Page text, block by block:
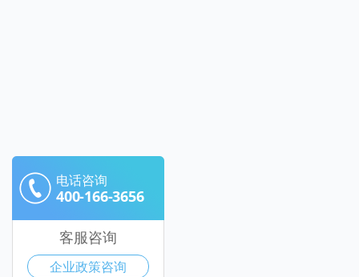
电话咨询
400-166-3656
客服咨询
企业政策咨询